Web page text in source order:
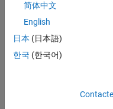
pas
d'offre
corresponde
à vos
简体中文
English
日本 (日本語)
한국 (한국어)